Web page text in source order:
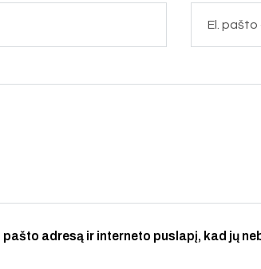
adresą ir interneto puslapį, kad jų